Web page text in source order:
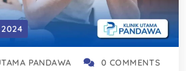
2024
PANDAWA 0 COMMENTS